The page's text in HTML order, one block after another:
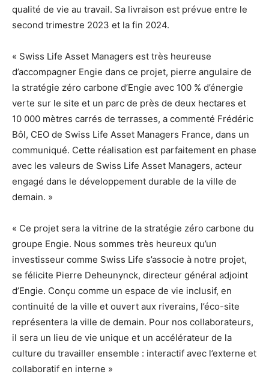
qualité de vie au travail. Sa livraison est prévue entre le
second trimestre 2023 et la fin 2024.
« Swiss Life Asset Managers est très heureuse
d’accompagner Engie dans ce projet, pierre angulaire de
la stratégie zéro carbone d’Engie avec 100 % d’énergie
verte sur le site et un parc de près de deux hectares et
10 000 mètres carrés de terrasses, a commenté Frédéric
Bôl, CEO de Swiss Life Asset Managers France, dans un
communiqué. Cette réalisation est parfaitement en phase
avec les valeurs de Swiss Life Asset Managers, acteur
engagé dans le développement durable de la ville de
demain. »
« Ce projet sera la vitrine de la stratégie zéro carbone du
groupe Engie. Nous sommes très heureux qu’un
investisseur comme Swiss Life s’associe à notre projet,
se félicite Pierre Deheunynck, directeur général adjoint
d’Engie. Conçu comme un espace de vie inclusif, en
continuité de la ville et ouvert aux riverains, l’éco-site
représentera la ville de demain. Pour nos collaborateurs,
il sera un lieu de vie unique et un accélérateur de la
culture du travailler ensemble : interactif avec l’externe et
collaboratif en interne »